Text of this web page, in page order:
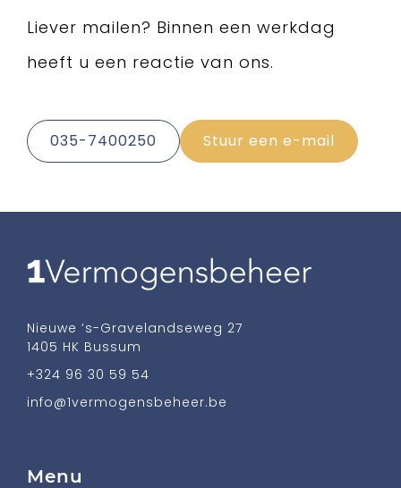
Liever mailen? Binnen een werkdag
heeft u een reactie van ons.
035-7400250 Stuur een e-mail
Nieuwe ’s-Gravelandseweg 27
1405 HK Bussum
+324 96 30 59 54
info@1vermogensbeheer.be
Menu